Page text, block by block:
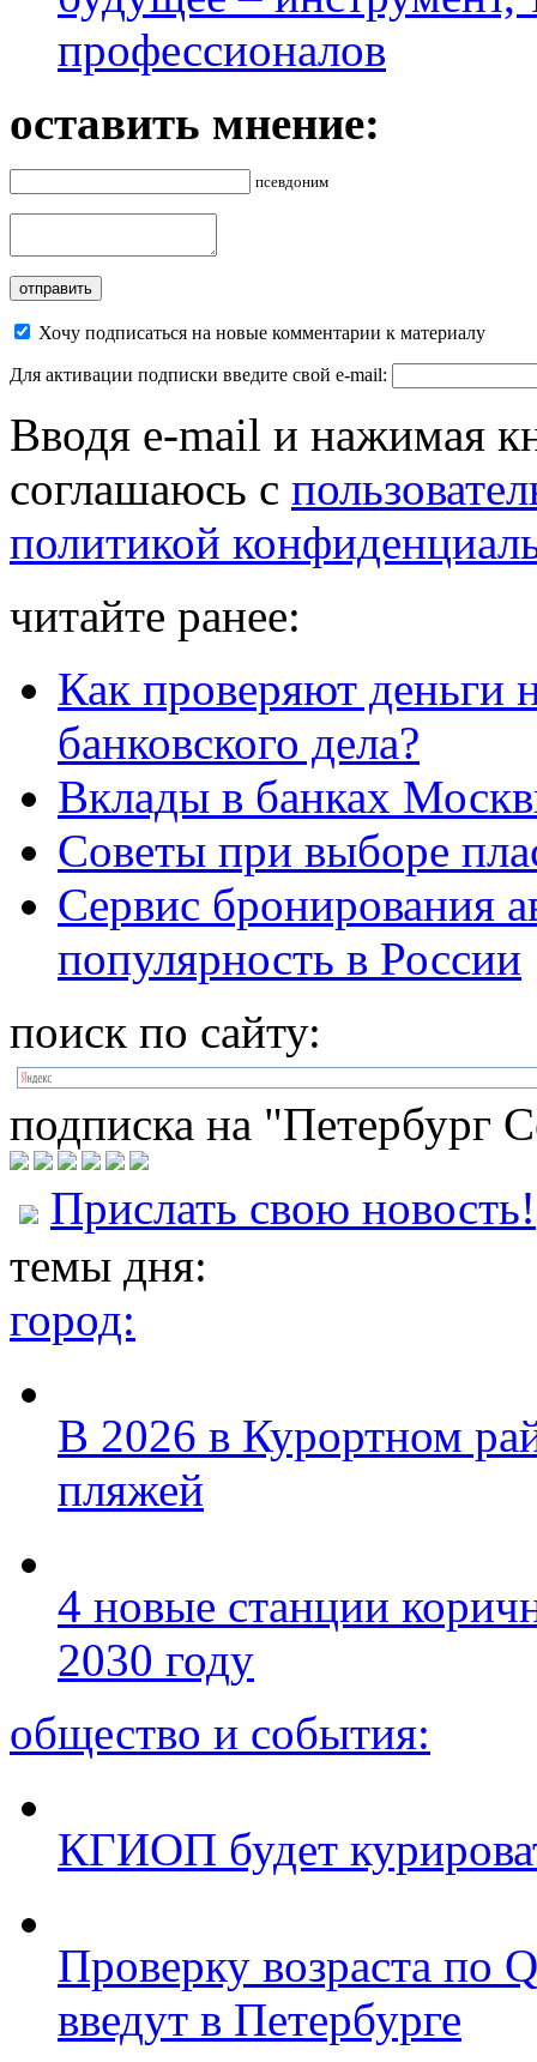
профессионалов
оставить мнение:
псевдоним
Хочу подписаться на новые комментарии к материалу
Для активации подписки введите свой e-mail:
Вводя e-mail и нажимая
соглашаюсь с
политикой
читайте ранее:
Как проверяют деньги
банковского дела?
Вклады в банках
Советы при выборе
Сервис бронирования
популярность в России
поиск по сайту:
подписка на "Петербург
Прислать свою новость!
темы дня:
город:
В 2026 в Курортном
пляжей
4 новые станции
2030 году
общество и события:
КГИОП будет
Проверку возраста по
введут в Петербурге